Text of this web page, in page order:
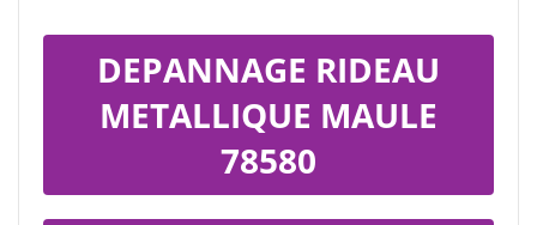
DEPANNAGE RIDEAU
METALLIQUE MAULE
78580